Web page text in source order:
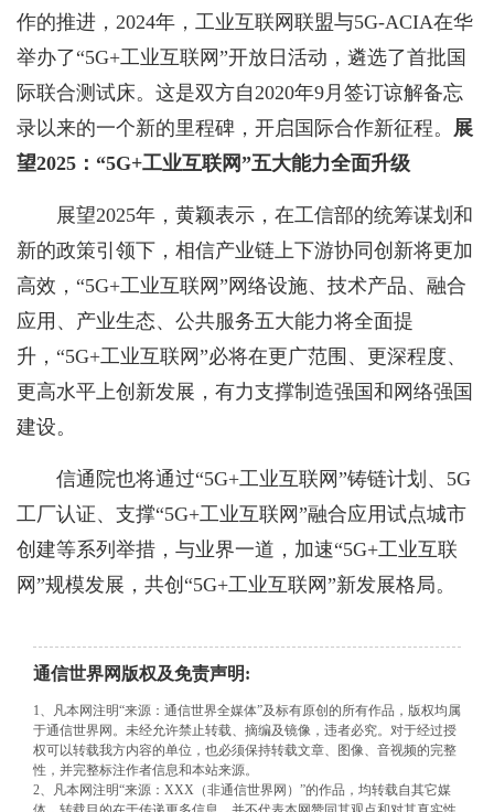
作的推进，2024年，工业互联网联盟与5G-ACIA在华
举办了“5G+工业互联网”开放日活动，遴选了首批国
际联合测试床。这是双方自2020年9月签订谅解备忘
录以来的一个新的里程碑，开启国际合作新征程。 展
望2025：“5G+工业互联网”五大能力全面升级
展望2025年，黄颖表示，在工信部的统筹谋划和
新的政策引领下，相信产业链上下游协同创新将更加
高效，“5G+工业互联网”网络设施、技术产品、融合
应用、产业生态、公共服务五大能力将全面提
升，“5G+工业互联网”必将在更广范围、更深程度、
更高水平上创新发展，有力支撑制造强国和网络强国
建设。
信通院也将通过“5G+工业互联网”铸链计划、5G
工厂认证、支撑“5G+工业互联网”融合应用试点城市
创建等系列举措，与业界一道，加速“5G+工业互联
网”规模发展，共创“5G+工业互联网”新发展格局。
通信世界网版权及免责声明:
1、凡本网注明“来源：通信世界全媒体”及标有原创的所有作品，版权均属
于通信世界网。未经允许禁止转载、摘编及镜像，违者必究。对于经过授
权可以转载我方内容的单位，也必须保持转载文章、图像、音视频的完整
性，并完整标注作者信息和本站来源。
2、凡本网注明“来源：XXX（非通信世界网）”的作品，均转载自其它媒